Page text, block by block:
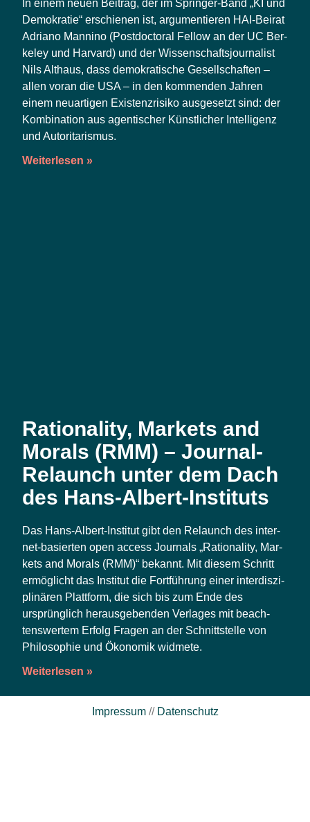
In einem neu­en Bei­trag, der im Sprin­ger-Band „KI und
Demo­kra­tie“ erschie­nen ist, argu­men­tie­ren HAI-Bei­rat
Adria­no Man­ni­no (Post­doc­to­ral Fel­low an der UC Ber­
ke­ley und Har­vard) und der Wis­sen­schafts­jour­na­list
Nils Alt­haus, dass demo­kra­ti­sche Gesell­schaf­ten –
allen vor­an die USA – in den kom­men­den Jah­ren
einem neu­ar­ti­gen Exis­tenz­ri­si­ko aus­ge­setzt sind: der
Kom­bi­na­ti­on aus agen­ti­scher Künst­li­cher Intel­li­genz
und Autoritarismus.
Weiterlesen »
Rationality, Markets and
Morals (RMM) – Journal-
Relaunch unter dem Dach
des Hans-Albert-Instituts
Das Hans-Albert-Insti­tut gibt den Relaunch des inter­
net-basier­ten open access Jour­nals „Ratio­na­li­ty, Mar­
kets and Morals (RMM)“ bekannt. Mit die­sem Schritt
ermög­licht das Insti­tut die Fort­füh­rung einer inter­dis­zi­
pli­nä­ren Platt­form, die sich bis zum Ende des
ursprüng­lich her­aus­ge­ben­den Ver­la­ges mit beach­
tens­wer­tem Erfolg Fra­gen an der Schnitt­stel­le von
Phi­lo­so­phie und Öko­no­mik widmete.
Weiterlesen »
Impressum// Datenschutz